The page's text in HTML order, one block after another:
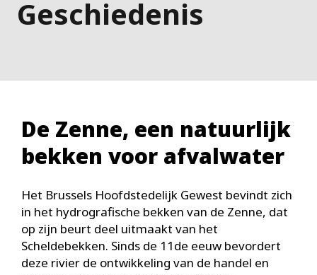
Geschiedenis
De Zenne, een natuurlijk
bekken voor afvalwater
Het Brussels Hoofdstedelijk Gewest bevindt zich
in het hydrografische bekken van de Zenne, dat
op zijn beurt deel uitmaakt van het
Scheldebekken. Sinds de 11de eeuw bevordert
deze rivier de ontwikkeling van de handel en